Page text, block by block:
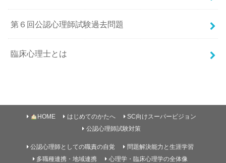
第６回公認心理師試験過去問題
臨床心理士とは
HOME はじめてのかたへ
SC向けスーパービジョン
公認心理師試験対策
公認心理師としての職責の自覚
問題解決能力と生涯学習
多職種連携・地域連携
心理学・臨床心理学の全体像